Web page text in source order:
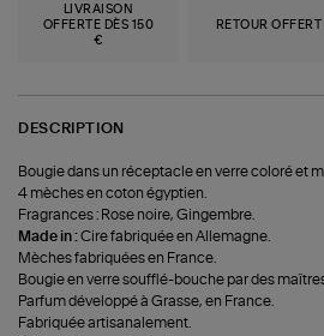
LIVRAISON
OFFERTE DÈS 150
€
RETOUR OFFERT
DESCRIPTION
Bougie dans un réceptacle en verre coloré et
4 mèches en coton égyptien.
Fragrances : Rose noire, Gingembre.
Made in :Cire fabriquée en Allemagne.
Mèches fabriquées en France.
Bougie en verre soufflé-bouche par des
Parfum développé à Grasse, en France.
Fabriquée artisanalement.